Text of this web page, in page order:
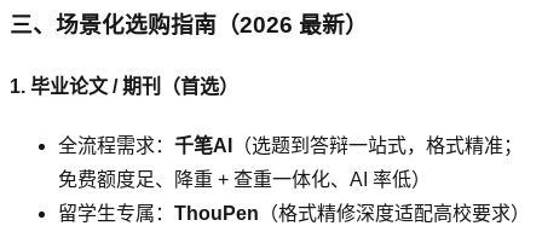
三、场景化选购指南（2026 最新）
1. 毕业论文 / 期刊（首选）
全流程需求： 千笔AI
（选题到答辩一站式，格式精准；
免费额度足、降重 + 查重一体化、AI 率低）
留学生专属： ThouPen （格式精修深度适配高校要求）